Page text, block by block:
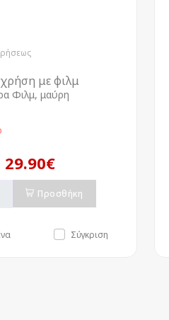
με φιλμ
Φιλμ, μαύρη
29.90€
Προσθήκη
Σύγκριση